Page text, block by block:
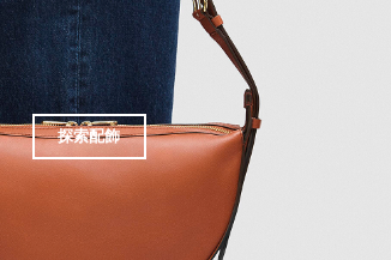
探索配飾